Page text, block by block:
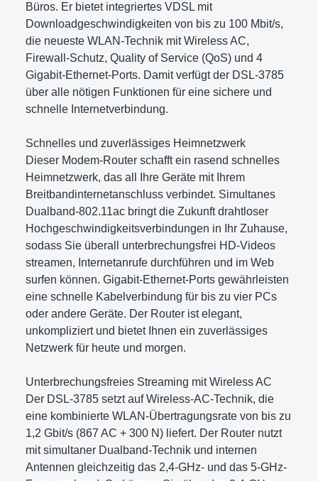
Büros. Er bietet integriertes VDSL mit
Downloadgeschwindigkeiten von bis zu 100 Mbit/s,
die neueste WLAN-Technik mit Wireless AC,
Firewall-Schutz, Quality of Service (QoS) und 4
Gigabit-Ethernet-Ports. Damit verfügt der DSL-3785
über alle nötigen Funktionen für eine sichere und
schnelle Internetverbindung.
Schnelles und zuverlässiges Heimnetzwerk
Dieser Modem-Router schafft ein rasend schnelles
Heimnetzwerk, das all Ihre Geräte mit Ihrem
Breitbandinternetanschluss verbindet. Simultanes
Dualband-802.11ac bringt die Zukunft drahtloser
Hochgeschwindigkeitsverbindungen in Ihr Zuhause,
sodass Sie überall unterbrechungsfrei HD-Videos
streamen, Internetanrufe durchführen und im Web
surfen können. Gigabit-Ethernet-Ports gewährleisten
eine schnelle Kabelverbindung für bis zu vier PCs
oder andere Geräte. Der Router ist elegant,
unkompliziert und bietet Ihnen ein zuverlässiges
Netzwerk für heute und morgen.
Unterbrechungsfreies Streaming mit Wireless AC
Der DSL-3785 setzt auf Wireless-AC-Technik, die
eine kombinierte WLAN-Übertragungsrate von bis zu
1,2 Gbit/s (867 AC + 300 N) liefert. Der Router nutzt
mit simultaner Dualband-Technik und internen
Antennen gleichzeitig das 2,4-GHz- und das 5-GHz-